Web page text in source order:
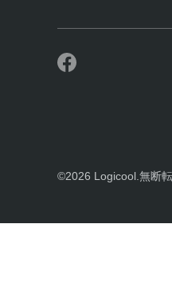
©2026 Logicool.無断